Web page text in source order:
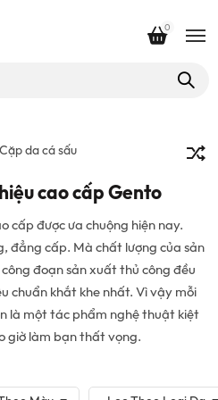
0
Cặp da cá sấu
cao cấp Gento
cấp được ưa chuộng hiện nay.
đẳng cấp. Mà chất lượng của sản
đoạn sản xuất thủ công đều
chuẩn khắt khe nhất. Vì vậy mỗi
là một tác phẩm nghệ thuật kiệt
giờ làm bạn thất vọng.